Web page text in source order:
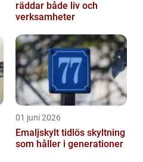
räddar både liv och
verksamheter
01 juni 2026
Emaljskylt tidlös skyltning
som håller i generationer